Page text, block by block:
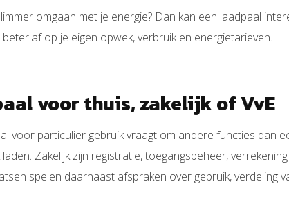
omgaan met je energie? Dan kan een laadpaal
af op je eigen opwek, verbruik en energietarieven.
voor thuis, zakelijk of VvE
voor particulier gebruik vraagt om andere functies dan
laden. Zakelijk zijn registratie, toegangsbeheer,
spelen daarnaast afspraken over gebruik, verdeling